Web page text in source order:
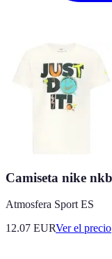
Camiseta nike
Atmosfera Sport ES
12.07 EURVer el precio